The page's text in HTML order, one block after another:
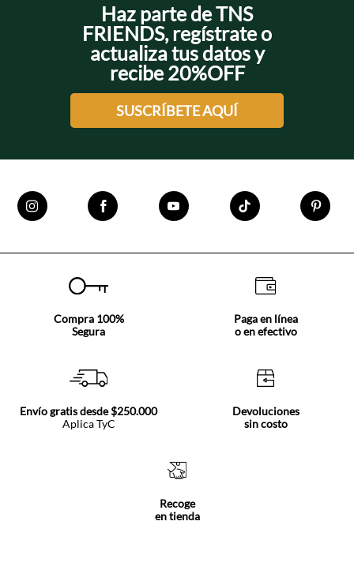
Haz parte de TNS
FRIENDS, regístrate o
actualiza tus datos y
recibe 20%OFF
SUSCRÍBETE AQUÍ
Compra 100%
Segura
Paga en línea
o en efectivo
Envío gratis desde $250.000
Aplica TyC
Devoluciones
sin costo
Recoge
en tienda